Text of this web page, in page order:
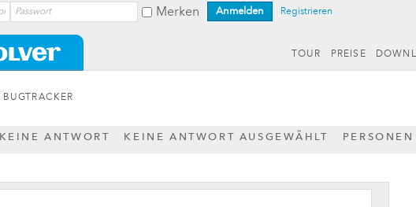
Merken Registrieren
TOUR PREISE
BUGTRACKER
KEINE ANTWORT KEINE ANTWORT AUSGEWÄHLT PERSONEN